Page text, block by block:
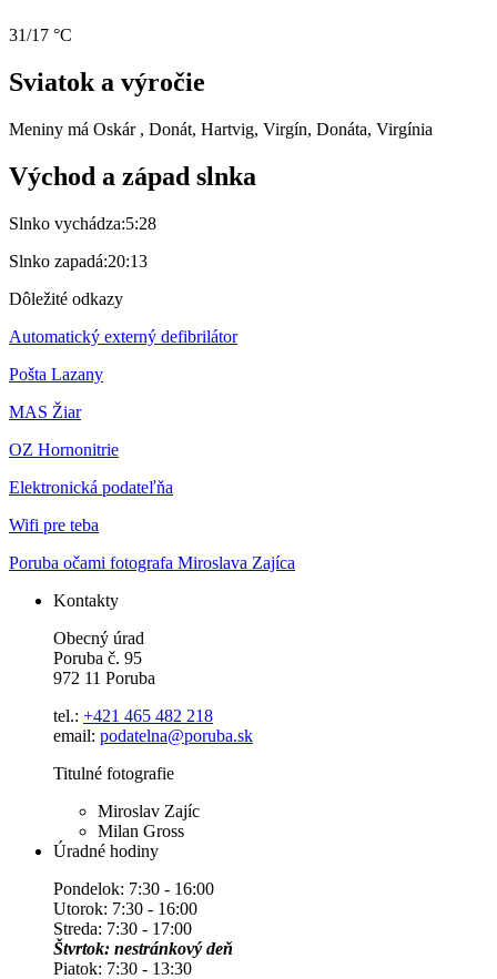
31/17 °C
Sviatok a výročie
Meniny má Oskár , Donát, Hartvig, Virgín, Donáta, Virgínia
Východ a západ slnka
Slnko vychádza:5:28
Slnko zapadá:20:13
Dôležité odkazy
Automatický externý defibrilátor
Pošta Lazany
MAS Žiar
OZ Hornonitrie
Elektronická podateľňa
Wifi pre teba
Poruba očami fotografa Miroslava Zajíca
Kontakty
Obecný úrad
Poruba č. 95
972 11 Poruba
tel.: +421 465 482 218
email: podatelna@poruba.sk
Titulné fotografie
Miroslav Zajíc
Milan Gross
Úradné hodiny
Pondelok: 7:30 - 16:00
Utorok: 7:30 - 16:00
Streda: 7:30 - 17:00
Štvrtok: nestránkový deň
Piatok: 7:30 - 13:30